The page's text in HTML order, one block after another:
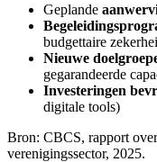
Geplande
budgettaire
Nieuwe
gegarandeerde
Investeringen
digitale tools)
Bron: CBCS, rapport
verenigingssector, 2025.